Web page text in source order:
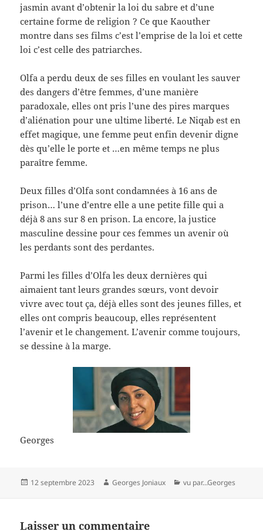
jasmin avant d’obtenir la loi du sabre et d’une
certaine forme de religion ? Ce que Kaouther
montre dans ses films c’est l’emprise de la loi et cette
loi c’est celle des patriarches.
Olfa a perdu deux de ses filles en voulant les sauver
des dangers d’être femmes, d’une manière
paradoxale, elles ont pris l’une des pires marques
d’aliénation pour une ultime liberté. Le Niqab est en
effet magique, une femme peut enfin devenir digne
dès qu’elle le porte et …en même temps ne plus
paraître femme.
Deux filles d’Olfa sont condamnées à 16 ans de
prison… l’une d’entre elle a une petite fille qui a
déjà 8 ans sur 8 en prison. La encore, la justice
masculine dessine pour ces femmes un avenir où
les perdants sont des perdantes.
Parmi les filles d’Olfa les deux dernières qui
aimaient tant leurs grandes sœurs, vont devoir
vivre avec tout ça, déjà elles sont des jeunes filles, et
elles ont compris beaucoup, elles représentent
l’avenir et le changement. L’avenir comme toujours,
se dessine à la marge.
Georges
Publié
12 septembre 2023 Auteur
Georges Joniaux Catégories
vu par...Georges
Laisser un commentaire